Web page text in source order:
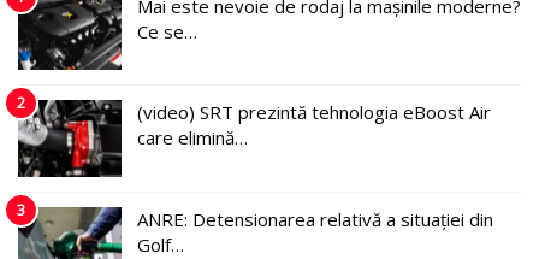
Mai este nevoie de rodaj la mașinile moderne?
Ce se…
2
(video) SRT prezintă tehnologia eBoost Air
care elimină…
3
ANRE: Detensionarea relativă a situației din
Golf…